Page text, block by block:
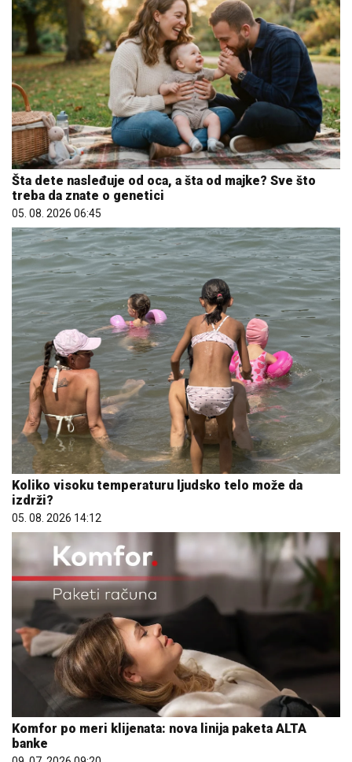
Šta dete nasleđuje od oca, a šta od majke? Sve što
treba da znate o genetici
05. 08. 2026 06:45
Koliko visoku temperaturu ljudsko telo može da
izdrži?
05. 08. 2026 14:12
Komfor po meri klijenata: nova linija paketa ALTA
banke